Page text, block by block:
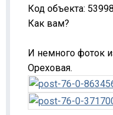
Код объекта:
Как вам?
И немного фоток
Ореховая.